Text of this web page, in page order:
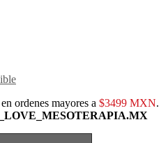
en ordenes mayores a $3499 MXN.